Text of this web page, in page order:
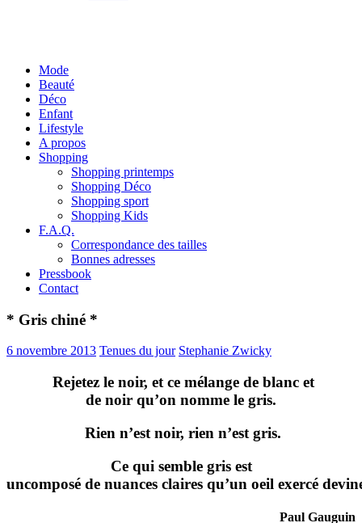
Mode
Beauté
Déco
Enfant
Lifestyle
A propos
Shopping
Shopping printemps
Shopping Déco
Shopping sport
Shopping Kids
F.A.Q.
Correspondance des tailles
Bonnes adresses
Pressbook
Contact
* Gris chiné *
6 novembre 2013 Tenues du jour Stephanie Zwicky
Rejetez le noir, et ce mélange de blanc et
de noir qu’on nomme le gris.
Rien n’est noir, rien n’est gris.
Ce qui semble gris est
uncomposé de nuances claires qu’un oeil exercé
Paul Gauguin